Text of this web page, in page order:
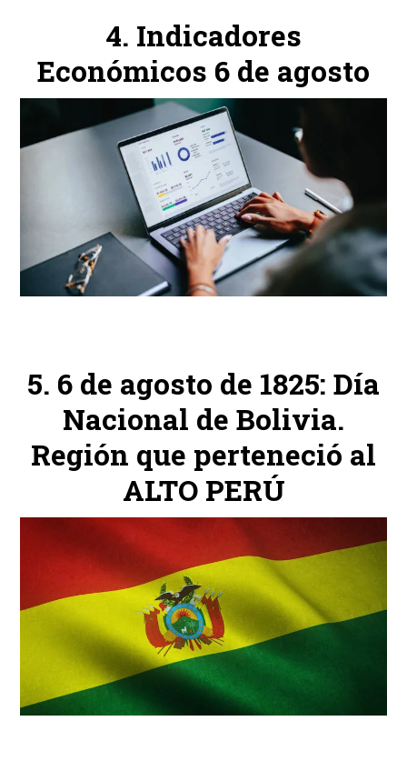
Indicadores
Económicos 6 de agosto
6 de agosto de 1825: Día
Nacional de Bolivia.
Región que perteneció al
ALTO PERÚ